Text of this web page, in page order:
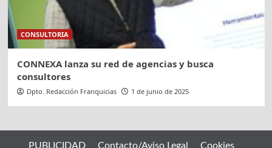
CONSULTORIA
CONNEXA lanza su red de agencias y busca
consultores
Dpto. Redacción Franquicias 1 de junio de 2025
PUBLICIDAD Contacto/Aviso Legal Cookies